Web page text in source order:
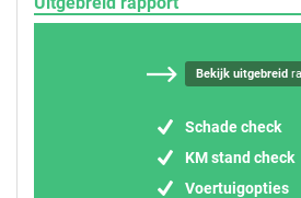
Bekijk uitgebreid
Schade check
KM stand check
Voertuigopties